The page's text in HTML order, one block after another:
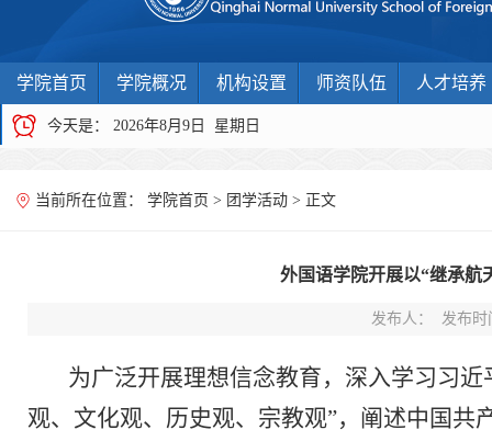
学院首页 学院概况 机构设置 师资队伍 人才培养
今天是： 2026年8月9日 星期日
当前所在位置： 学院首页 > 团学活动 > 正文
外国语学院开展以“继承航
发布人： 发布时
为广泛开展理想信念教育，深入学习习
观、文化观、历史观、宗教观”，阐述中国